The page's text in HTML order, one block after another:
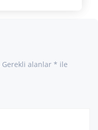
Gerekli alanlar * ile